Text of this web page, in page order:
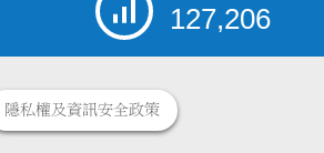
127,206
隱私權及資訊安全政策